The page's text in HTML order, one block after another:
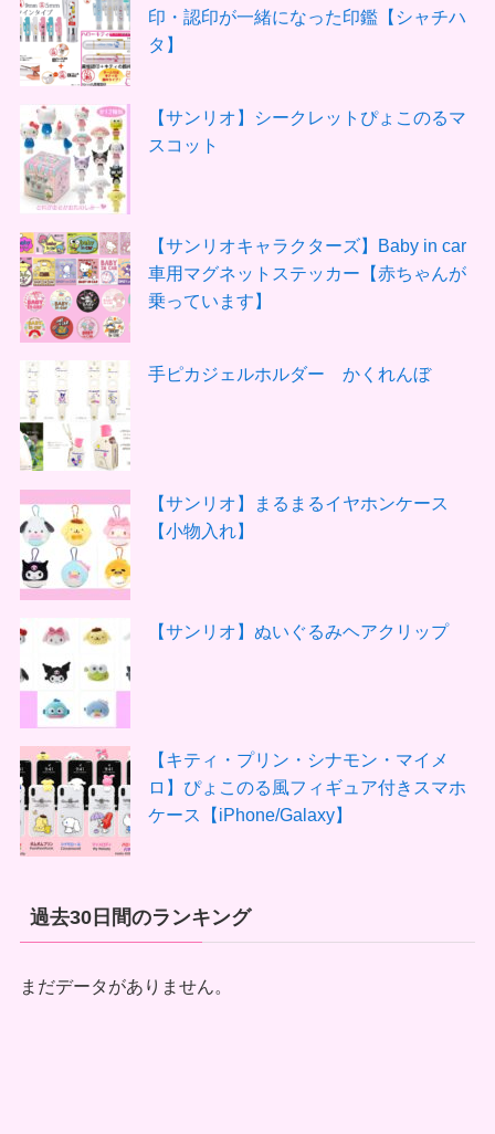
印・認印が一緒になった印鑑【シャチハ
タ】
【サンリオ】シークレットぴょこのるマ
スコット
【サンリオキャラクターズ】Baby in car
車用マグネットステッカー【赤ちゃんが
乗っています】
手ピカジェルホルダー かくれんぼ
【サンリオ】まるまるイヤホンケース
【小物入れ】
【サンリオ】ぬいぐるみヘアクリップ
【キティ・プリン・シナモン・マイメ
ロ】ぴょこのる風フィギュア付きスマホ
ケース【iPhone/Galaxy】
過去30日間のランキング
まだデータがありません。